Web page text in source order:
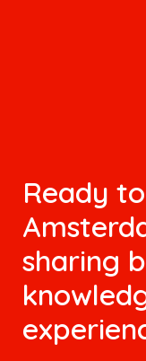
Ready
sharing